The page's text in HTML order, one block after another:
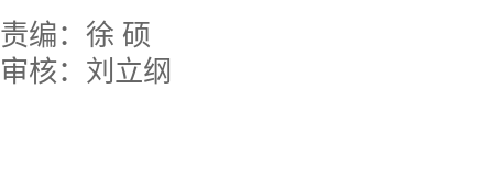
责编：徐 硕
审核：刘立纲